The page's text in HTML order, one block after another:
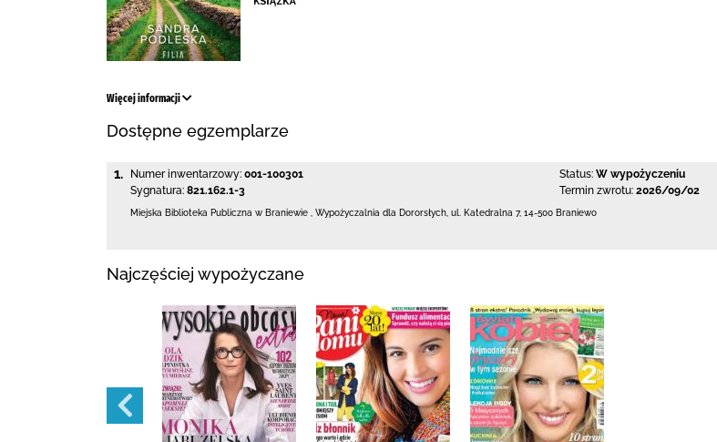
Więcej informacji
Dostępne egzemplarze
1. Numer inwentarzowy: 001-100301
Sygnatura: 821.162.1-3
Status: W wypożyczeniu
Termin zwrotu: 2026/09/02
Miejska Biblioteka Publiczna w Braniewie Wypożyczalnia dla Dororsłych, ul. Katedralna 7, 14-500 Braniewo
Najczęściej wypożyczane